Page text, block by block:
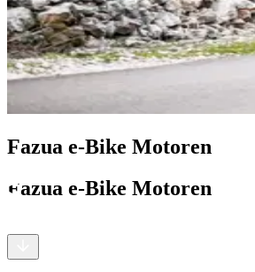
Fazua e-Bike Motoren
Fazua e-Bike Motoren